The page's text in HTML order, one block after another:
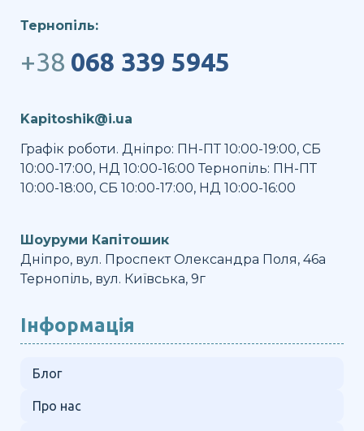
Тернопіль:
+38 068 339 5945
Kapitoshik@i.ua
Графік роботи. Дніпро: ПН-ПТ 10:00-19:00, СБ
10:00-17:00, НД 10:00-16:00 Тернопіль: ПН-ПТ
10:00-18:00, СБ 10:00-17:00, НД 10:00-16:00
Шоуруми Капітошик
Дніпро, вул. Проспект Олександра Поля, 46а
Тернопіль, вул. Київська, 9г
Інформація
Блог
Про нас